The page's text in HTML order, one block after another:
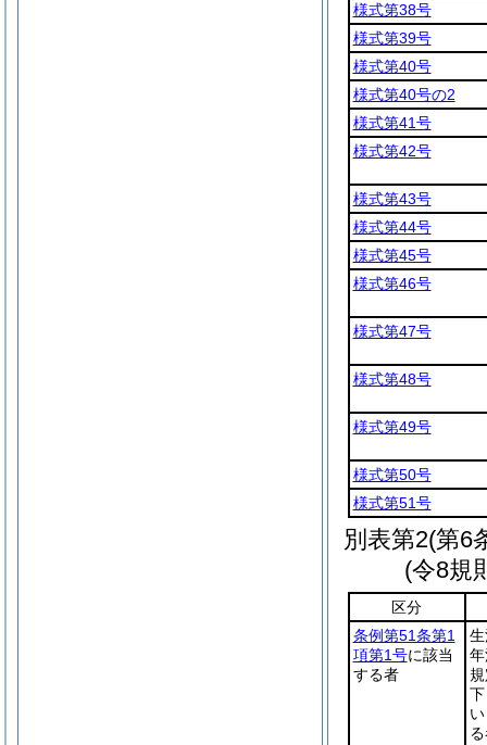
様式第38号
様式第39号
様式第40号
様式第40号の2
様式第41号
様式第42号
様式第43号
様式第44号
様式第45号
様式第46号
様式第47号
様式第48号
様式第49号
様式第50号
様式第51号
別表第2(第6
(令8規
区分
条例第51条第1
項第1号に該当
する者